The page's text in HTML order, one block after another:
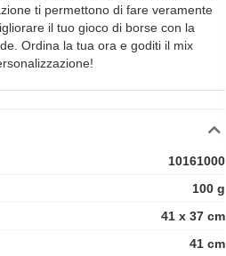
ti permettono di fare veramente
il tuo gioco di borse con la
Ordina la tua ora e goditi il mix
10161000
100 g
41 x 37 cm
41 cm